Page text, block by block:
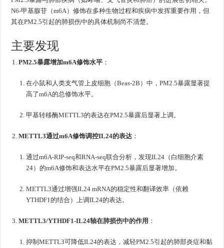
N6-甲基腺苷（m6A）修饰在多种生物过程和疾病中发挥重要作用，但
其在PM2.5引起的肺损伤中的具体机制尚不清楚。
主要发现
PM2.5暴露增加m6A修饰水平 ：
在小鼠和人类支气管上皮细胞（Beas-2B）中，PM2.5暴露显著提
高了m6A的总修饰水平。
甲基转移酶METTL3的表达在PM2.5暴露后显著上调。
METTL3通过m6A修饰调控IL24的表达 ：
通过m6A-RIP-seq和RNA-seq联合分析，发现IL24（白细胞介素
24）的m6A修饰和表达水平在PM2.5暴露后显著增加。
METTL3通过增强IL24 mRNA的稳定性和翻译效率（依赖
YTHDF1的结合）上调IL24的表达。
METTL3/YTHDF1-IL24轴在肺损伤中的作用 ：
抑制METTL3可降低IL24的表达，减轻PM2.5引起的肺部炎症和黏